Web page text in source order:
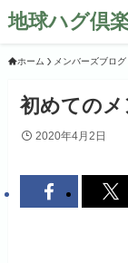
地球ハグ倶
ホーム メンバーズブログ
初めてのメ
2020年4月2日